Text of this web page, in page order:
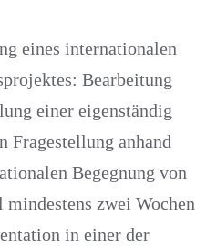
eines internationalen
Bearbeitung
einer eigenständig
Fragestellung anhand
Begegnung von
mindestens zwei Wochen
in einer der